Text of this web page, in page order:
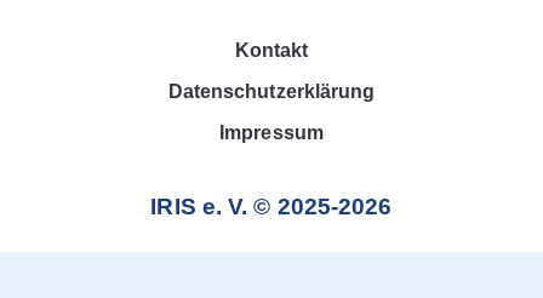
Kontakt
Datenschutzerklärung
Impressum
IRIS e. V. © 2025-2026